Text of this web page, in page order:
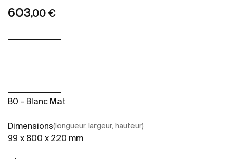
603,00 €
B0 - Blanc Mat
Dimensions(longueur, largeur, hauteur)
99 x 800 x 220 mm